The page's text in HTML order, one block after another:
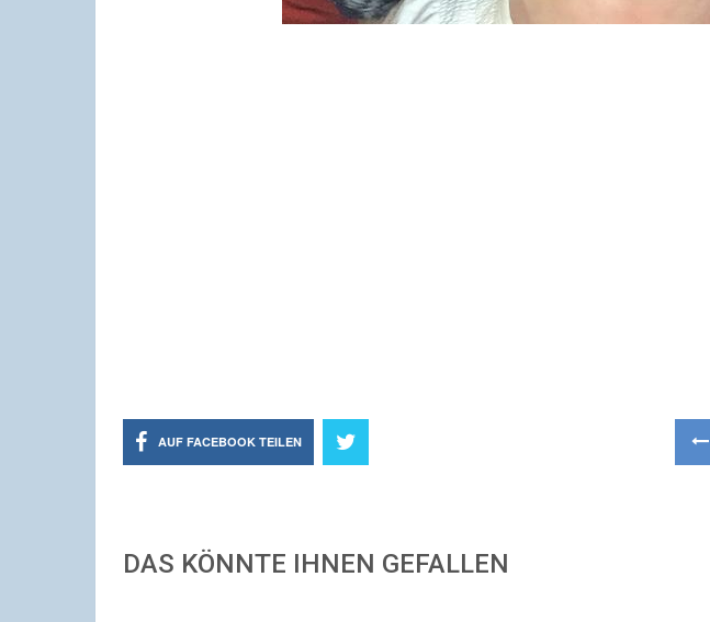
AUF FACEBOOK TEILEN
DAS KÖNNTE IHNEN GEFALLEN